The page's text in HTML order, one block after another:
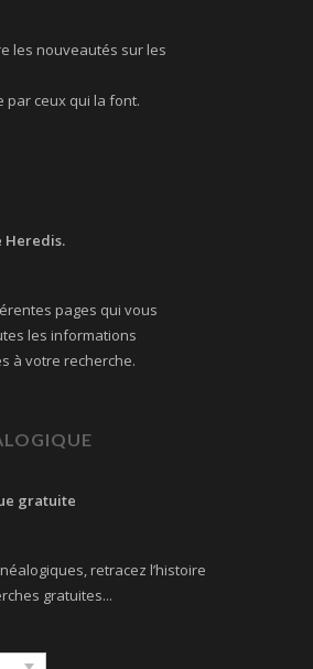
les nouveautés sur les
par ceux qui la font.
Heredis.
pages qui vous
les informations
à votre recherche.
gratuite
retracez l’histoire
gratuites...